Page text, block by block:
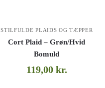
STILFULDE PLAIDS OG TÆPPER
Cort Plaid – Grøn/Hvid
Bomuld
119,00 kr.